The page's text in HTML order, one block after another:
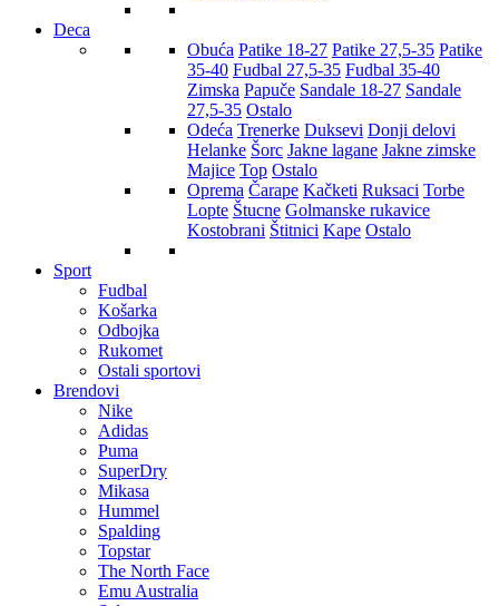
Deca
Obuća Patike 18-27 Patike 27,5-35 Patike
35-40 Fudbal 27,5-35 Fudbal 35-40
Zimska Papuče Sandale 18-27 Sandale
27,5-35 Ostalo
Odeća Trenerke Duksevi Donji delovi
Helanke Šorc Jakne lagane Jakne zimske
Majice Top Ostalo
Oprema Čarape Kačketi Ruksaci Torbe
Lopte Štucne Golmanske rukavice
Kostobrani Štitnici Kape Ostalo
Sport
Fudbal
Košarka
Odbojka
Rukomet
Ostali sportovi
Brendovi
Nike
Adidas
Puma
SuperDry
Mikasa
Hummel
Spalding
Topstar
The North Face
Emu Australia